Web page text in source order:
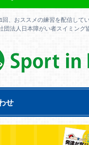
回、おススメの練習を配信して
団法人日本障がい者スイミング
せ